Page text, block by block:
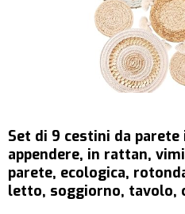
Set di 9 cestini da
appendere, in rattan,
parete, ecologica,
letto, soggiorno, tavolo,